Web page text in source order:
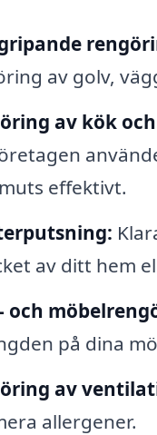
av golv,
av kök
effektivt.
av ditt hem
och
på dina
av
allergener.